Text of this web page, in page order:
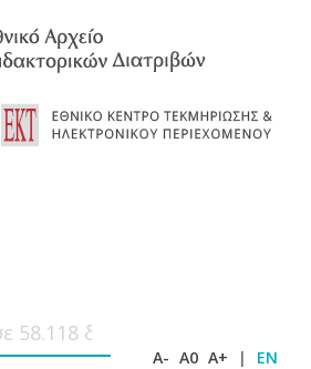
A- A0 A+ | EN